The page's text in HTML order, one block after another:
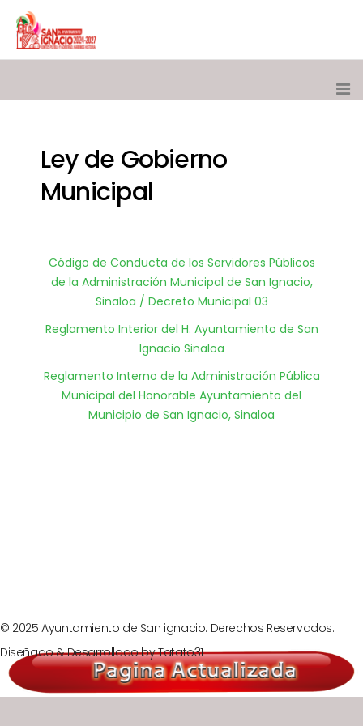
Ley de Gobierno
Municipal
Código de Conducta de los Servidores Públicos
de la Administración Municipal de San Ignacio,
Sinaloa / Decreto Municipal 03
Reglamento Interior del H. Ayuntamiento de San
Ignacio Sinaloa
Reglamento Interno de la Administración Pública
Municipal del Honorable Ayuntamiento del
Municipio de San Ignacio, Sinaloa
© 2025 Ayuntamiento de San ignacio. Derechos Reservados.
Diseñado & Desarrollado byTatato31